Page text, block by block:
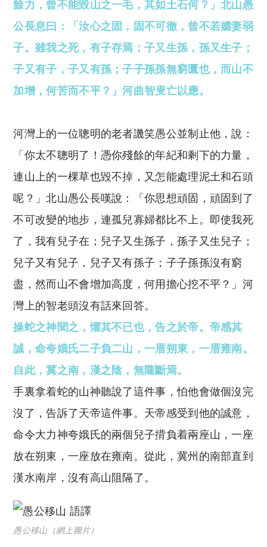
餘力，曾不能毀山之一毛，其如土石何？」北山愚
公長息曰：「汝心之固，固不可徹，曾不若孀妻弱
子。雖我之死，有子存焉；子又生孫，孫又生子；
子又有子，子又有孫；子子孫孫無窮匱也，而山不
加增，何苦而不平？」河曲智叟亡以應。
河灣上的一位聰明的老者譏笑愚公並制止他，說：
「你太不聰明了！憑你殘餘的年紀和剩下的力量，
連山上的一棵草也毀不掉，又怎能處理泥土和石頭
呢？」北山愚公長嘆說：「你思想頑固，頑固到了
不可改變的地步，連孤兒寡婦都比不上。即使我死
了，我有兒子在；兒子又生孫子，孫子又生兒子；
兒子又有兒子，兒子又有孫子；子子孫孫沒有窮
盡，然而山不會增加高度，何用擔心挖不平？」河
灣上的智老頭沒有話來回答。
操蛇之神聞之，懼其不已也，告之於帝。帝感其
誠，命夸娥氏二子負二山，一厝朔東，一厝雍南。
自此，冀之南，漢之陰，無隴斷焉。
手裏拿着蛇的山神聽說了這件事，怕他會做個沒完
沒了，告訴了天帝這件事。天帝感受到他的誠意，
命令大力神夸娥氏的兩個兒子揹負着兩座山，一座
放在朔東，一座放在雍南。從此，冀州的南部直到
漢水南岸，沒有高山阻隔了。
愚公移山（網上圖片）